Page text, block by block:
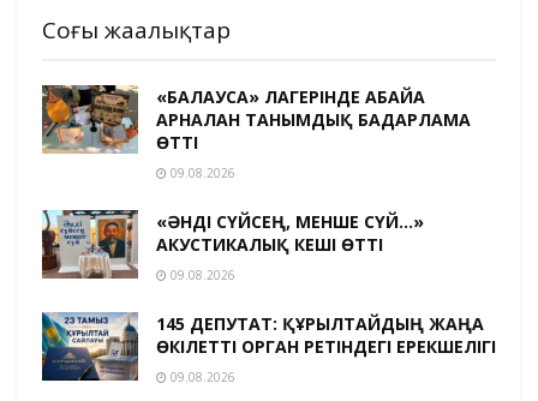
Соңғы жаңалықтар
«БАЛАУСА» ЛАГЕРІНДЕ АБАЙҒА
АРНАЛҒАН ТАНЫМДЫҚ БАҒДАРЛАМА
ӨТТІ
09.08.2026
«ӘНДІ СҮЙСЕҢ, МЕНШЕ СҮЙ…»
АКУСТИКАЛЫҚ КЕШІ ӨТТІ
09.08.2026
145 ДЕПУТАТ: ҚҰРЫЛТАЙДЫҢ ЖАҢА
ӨКІЛЕТТІ ОРГАН РЕТІНДЕГІ ЕРЕКШЕЛІГІ
09.08.2026